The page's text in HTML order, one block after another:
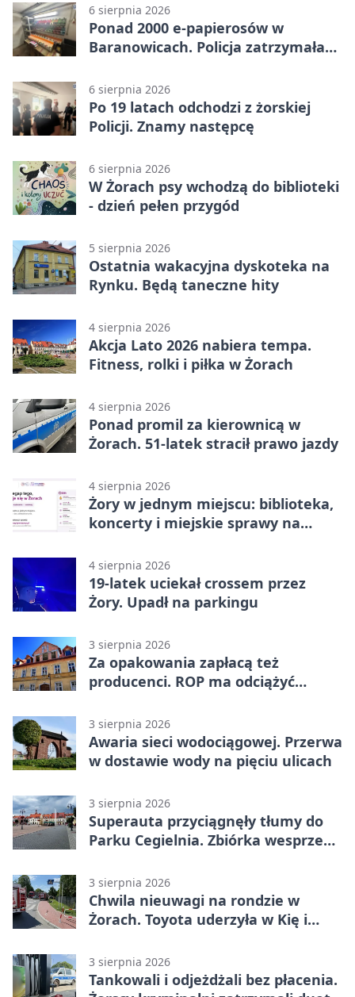
6 sierpnia 2026
Ponad 2000 e-papierosów w
Baranowicach. Policja zatrzymała
6 sierpnia 2026
Po 19 latach odchodzi z żorskiej
Policji. Znamy następcę
6 sierpnia 2026
W Żorach psy wchodzą do biblioteki
- dzień pełen przygód
5 sierpnia 2026
Ostatnia wakacyjna dyskoteka na
Rynku. Będą taneczne hity
4 sierpnia 2026
Akcja Lato 2026 nabiera tempa.
Fitness, rolki i piłka w Żorach
4 sierpnia 2026
Ponad promil za kierownicą w
Żorach. 51-latek stracił prawo jazdy
4 sierpnia 2026
Żory w jednym miejscu: biblioteka,
koncerty i miejskie sprawy na
4 sierpnia 2026
19-latek uciekał crossem przez
Żory. Upadł na parkingu
3 sierpnia 2026
Za opakowania zapłacą też
producenci. ROP ma odciążyć
3 sierpnia 2026
Awaria sieci wodociągowej. Przerwa
w dostawie wody na pięciu ulicach
3 sierpnia 2026
Superauta przyciągnęły tłumy do
Parku Cegielnia. Zbiórka wesprze
3 sierpnia 2026
Chwila nieuwagi na rondzie w
Żorach. Toyota uderzyła w Kię i
3 sierpnia 2026
Tankowali i odjeżdżali bez płacenia.